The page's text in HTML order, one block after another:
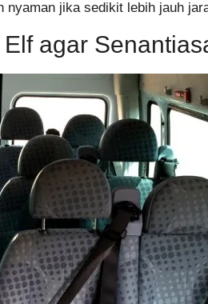
jika sedikit lebih jauh
agar